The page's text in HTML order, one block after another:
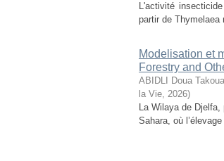
L'activité
partir de Thymelaea
Modelisation et
Forestry and
ABIDLI Doua
la Vie, 2026)
La Wilaya de
Sahara, où